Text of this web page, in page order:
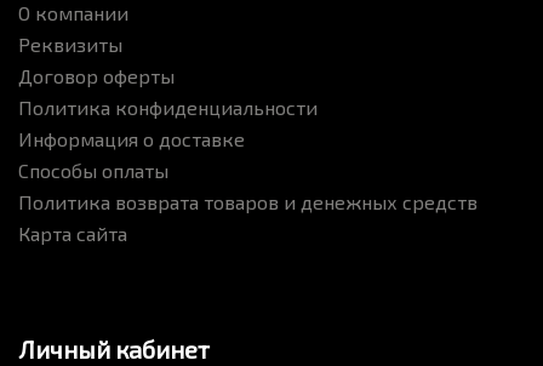
О компании
Реквизиты
Договор оферты
Политика конфиденциальности
Информация о доставке
Способы оплаты
Политика возврата товаров и денежных средств
Карта сайта
Личный кабинет